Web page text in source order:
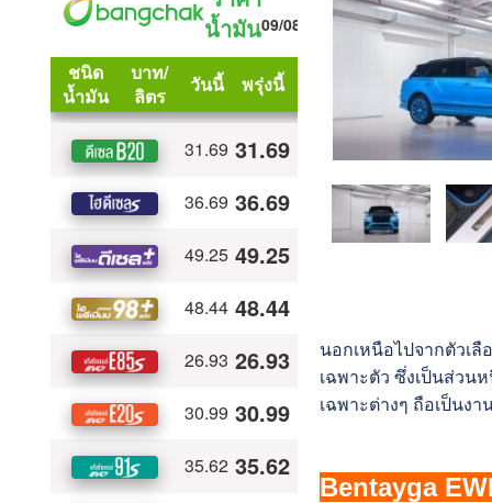
นอกเหนือไปจากตัวเ
เฉพาะตัว ซึ่งเป็นส่วน
เฉพาะต่างๆ ถือเป็นง
Bentayga